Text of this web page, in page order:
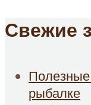
Свежие
рыбалке